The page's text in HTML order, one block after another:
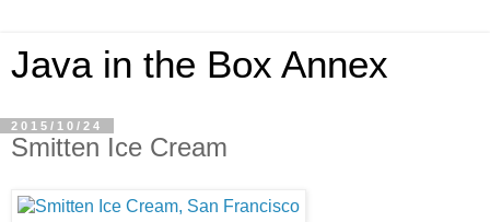
Java in the Box Annex
2015/10/24
Smitten Ice Cream